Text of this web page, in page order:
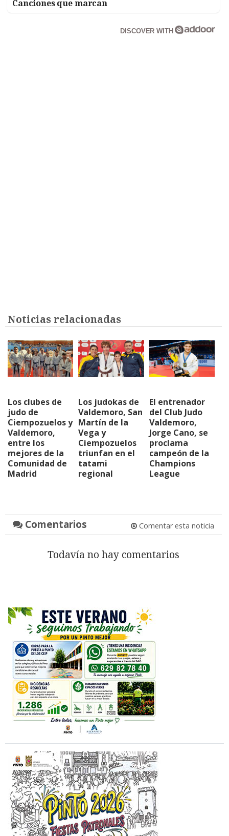
Canciones que marcan
DISCOVER WITH
Noticias relacionadas
Los clubes de
judo de
Ciempozuelos y
Valdemoro,
entre los
mejores de la
Comunidad de
Madrid
Los judokas de
Valdemoro, San
Martín de la
Vega y
Ciempozuelos
triunfan en el
tatami
regional
El entrenador
del Club Judo
Valdemoro,
Jorge Cano, se
proclama
campeón de la
Champions
League
Comentarios Comentar esta noticia
Todavía no hay comentarios